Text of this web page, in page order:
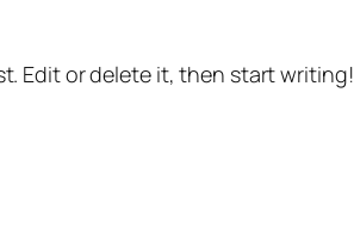
Edit or delete it, then start writing!